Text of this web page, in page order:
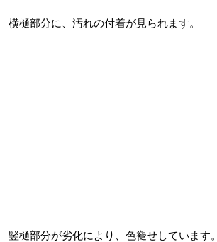
横樋部分に、汚れの付着が見られます。
竪樋部分が劣化により、色褪せしています。